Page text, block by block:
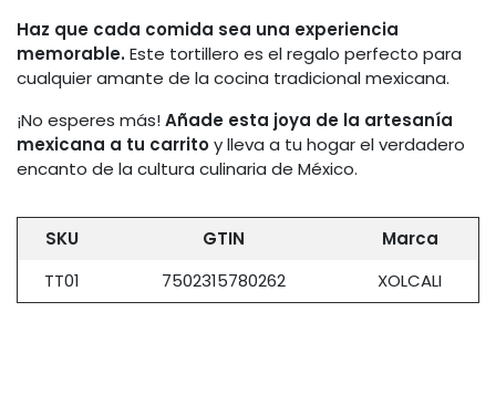
Haz que cada comida sea una experiencia
memorable.Este tortillero es el regalo perfecto para
cualquier amante de la cocina tradicional mexicana.
¡No esperes más!Añade esta joya de la artesanía
mexicana a tu carritoy lleva a tu hogar el verdadero
encanto de la cultura culinaria de México.
SKU GTIN
Marca
TT01
7502315780262 XOLCALI